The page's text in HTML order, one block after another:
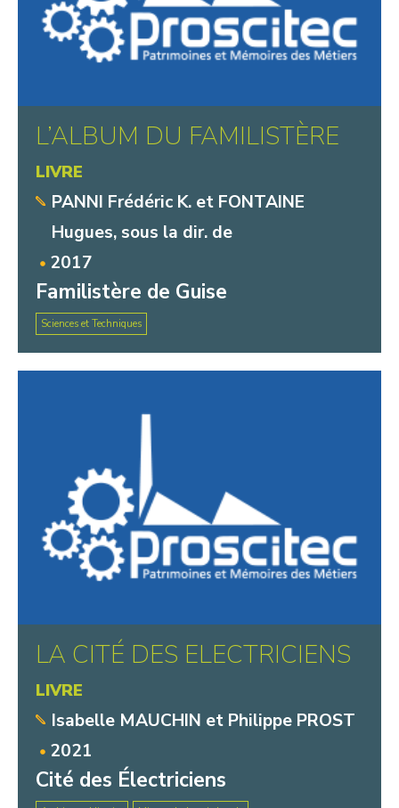
L’ALBUM DU FAMILISTÈRE
LIVRE
PANNI Frédéric K. et FONTAINE
Hugues, sous la dir. de
2017
Familistère de Guise
Sciences et Techniques
LA CITÉ DES ELECTRICIENS
LIVRE
Isabelle MAUCHIN et Philippe PROST
2021
Cité des Électriciens